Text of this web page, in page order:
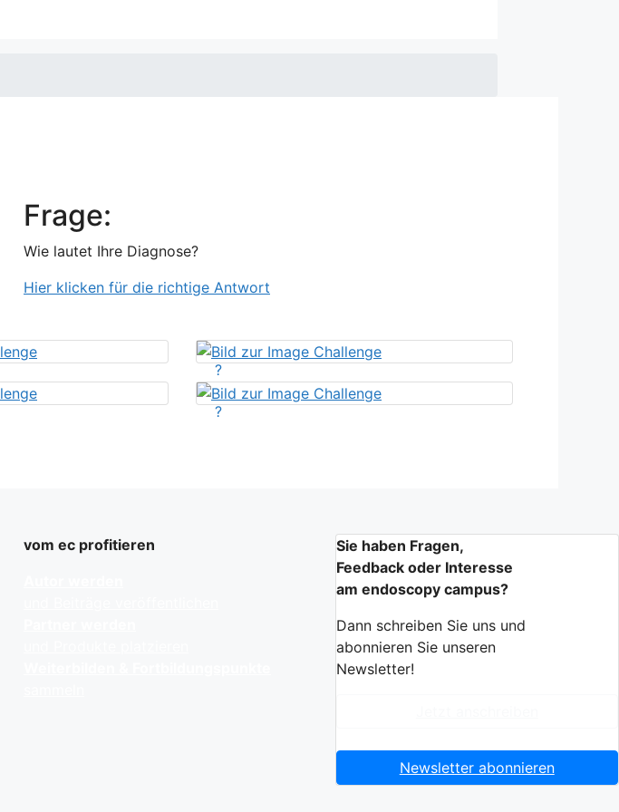
Frage:
Wie lautet Ihre Diagnose?
Hier klicken für die richtige Antwort
?
?
vom ec profitieren
Sie haben Fragen,
Feedback oder Interesse
am endoscopy campus?
Dann schreiben Sie uns und
abonnieren Sie unseren
Newsletter!
Newsletter abonnieren